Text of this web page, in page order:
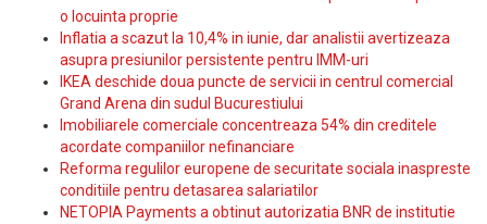
o locuinta proprie
Inflatia a scazut la 10,4% in iunie, dar analistii avertizeaza
asupra presiunilor persistente pentru IMM-uri
IKEA deschide doua puncte de servicii in centrul comercial
Grand Arena din sudul Bucurestiului
Imobiliarele comerciale concentreaza 54% din creditele
acordate companiilor nefinanciare
Reforma regulilor europene de securitate sociala inaspreste
conditiile pentru detasarea salariatilor
NETOPIA Payments a obtinut autorizatia BNR de institutie